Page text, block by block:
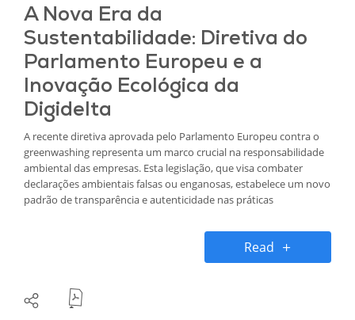
A Nova Era da
Sustentabilidade: Diretiva do
Parlamento Europeu e a
Inovação Ecológica da
Digidelta
A recente diretiva aprovada pelo Parlamento Europeu contra o
greenwashing representa um marco crucial na responsabilidade
ambiental das empresas. Esta legislação, que visa combater
declarações ambientais falsas ou enganosas, estabelece um novo
padrão de transparência e autenticidade nas práticas
Paralelamente, a Digidelta surge como um exemplo de inovação
e compromisso com a sustentabilidade, particularmente através
elementos chave na obtenção das suas certificações ambientais.
Read